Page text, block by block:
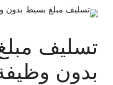
تسليف
بدون